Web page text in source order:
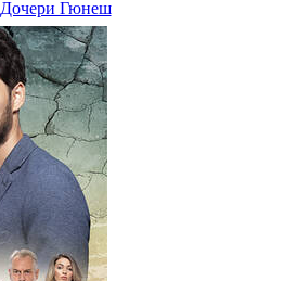
Дочери Гюнеш